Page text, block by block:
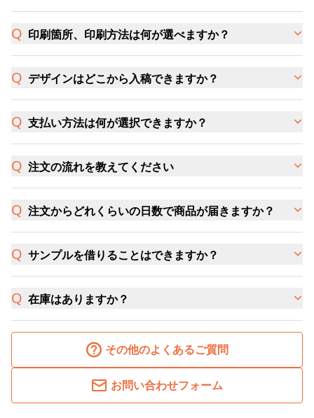
印刷箇所、印刷方法は何が選べますか？
デザインはどこから入稿できますか？
支払い方法は何が選択できますか？
注文の流れを教えてください
注文からどれくらいの日数で商品が届きますか？
サンプルを借りることはできますか？
在庫はありますか？
その他のよくあるご質問
お問い合わせフォーム